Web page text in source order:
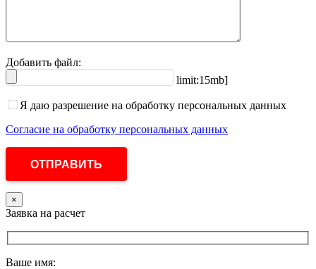
Добавить файл:
limit:15mb]
Я даю разрешение на обработку персональных данных
Согласие на обработку персональных данных
×
Заявка на расчет
Ваше имя: